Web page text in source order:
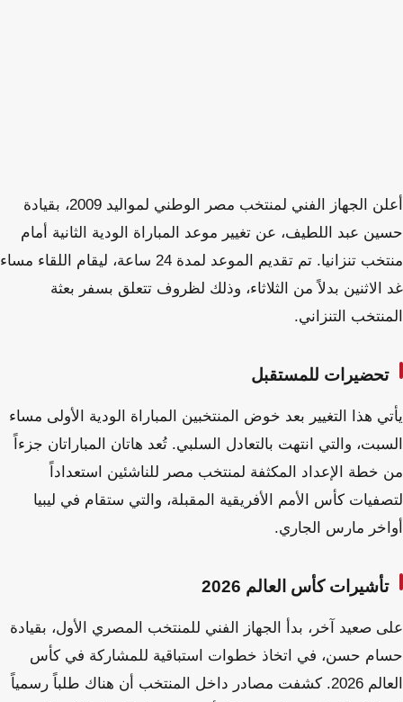
أعلن الجهاز الفني لمنتخب مصر الوطني لمواليد 2009، بقيادة
حسين عبد اللطيف، عن تغيير موعد المباراة الودية الثانية أمام
منتخب تنزانيا. تم تقديم الموعد لمدة 24 ساعة، ليقام اللقاء مساء
غد الاثنين بدلاً من الثلاثاء، وذلك لظروف تتعلق بسفر بعثة
المنتخب التنزاني.
تحضيرات للمستقبل
يأتي هذا التغيير بعد خوض المنتخبين المباراة الودية الأولى مساء
السبت، والتي انتهت بالتعادل السلبي. تُعد هاتان المباراتان جزءاً
من خطة الإعداد المكثفة لمنتخب مصر للناشئين استعداداً
لتصفيات كأس الأمم الأفريقية المقبلة، والتي ستقام في ليبيا
أواخر مارس الجاري.
تأشيرات كأس العالم 2026
على صعيد آخر، بدأ الجهاز الفني للمنتخب المصري الأول، بقيادة
حسام حسن، في اتخاذ خطوات استباقية للمشاركة في كأس
العالم 2026. كشفت مصادر داخل المنتخب أن هناك طلباً رسمياً